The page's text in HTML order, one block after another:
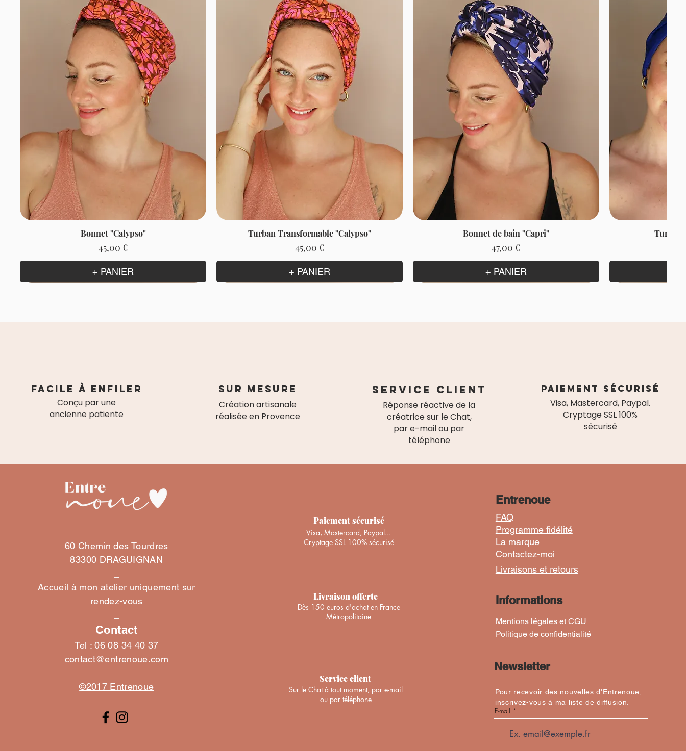
Bonnet "Calypso"
Prix
45,00 €
+ PANIER
Turban Transformable "Calypso"
Prix
45,00 €
+ PANIER
Bonnet de bain "Capri"
Prix
47,00 €
+ PANIER
Turban
Turban Transformable "Java"
Prix
45,00 €
+ PANIER
Bonnet "Java" Turban Transformable "Frida"
Prix
45,00 €
Turban "Toscane" Ajustable
Prix
48,00 €
+ PANIER
Turban "Olivia" Ajustable Turban "Roi" Ajustable
Prix
48,00 €
Bandeau "Nymphéa"
Prix
28,00 €
+ PANIER
Turban "Marguerite vert d'eau" Ajustable Turban "Marguerite rose poudré" Ajustable
Prix
48,00 €
Facile à enfiler
Conçu par une
ancienne patiente
Sur mesure
Création artisanale
réalisée en Provence
Service client
Réponse réactive de la
créatrice sur le Chat,
par e-mail ou par
téléphone
paiement sécurisé
Visa, Mastercard, Paypal.
Cryptage SSL 100%
sécurisé
60 Chemin des Tourdres
83300 DRAGUIGNAN
Accueil à mon atelier uniquement sur
rendez-vous
Contact
Tel : 06 08 34 40 37
contact@entrenoue.com
©2017 Entrenoue
Paiement sécurisé
Visa, Mastercard, Paypal...
Cryptage SSL 100% sécurisé
Livraison offerte
Dès 150 euros d'achat en France
Métropolitaine
Service client
Sur le Chat à tout moment, par e-mail
ou par téléphone
Entrenoue
FAQ
Programme fidélité
La marque
Contactez-moi
Livraisons et retours
Informations
Politique de confidentialité
Mentions légales et CGU
Newsletter
Pour recevoir des nouvelles d'Entrenoue,
inscrivez-vous à ma liste de diffusion.
E-mail